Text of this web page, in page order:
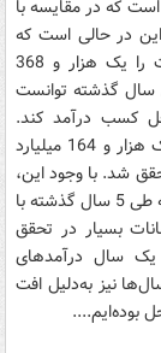
شده است که در مقایسه با
می‌دهد. این در حالی است که
دولت در سال 1394 درآمدهای خود از محل واردات را یک هزار و 368
سال گذشته توانست
از این محل کسب درآمد کند.
همچنین بنابر آمارهای سال‌ 1393 نیز دولت میزان یک هزار و 164 میلیارد
شد. با وجود این،
بررسی میزان درآمدهای پیش‌بینی شده دولت در بودجه طی 5 سال گذشته با
بسیار در تحقق
یک سال درآمدهای
نیز به‌دلیل افت
بوده‌ایم....